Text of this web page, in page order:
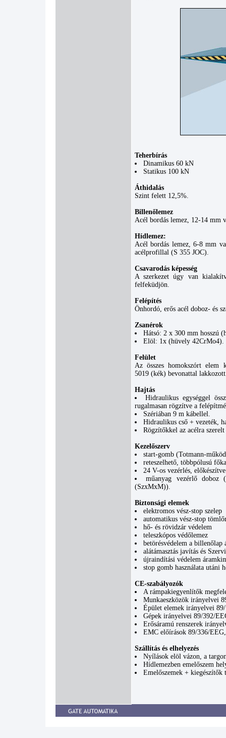
Teherbírás
Dinamikus 60 kN
Statikus 100 kN
Áthidalás
Szint felett 12,5%.
Billenőlemez
Acél bordás lemez, 12-14 mm
Hídlemez:
Acél bordás lemez, 6-8 mm
acélprofillal (S 355 JOC).
Csavarodás képesség
A szerkezet úgy van
felfeküdjön.
Felépítés
Önhordó, erős acél doboz- és
Zsanérok
Hátsó: 2 x 300 mm hosszú
Elöl: 1x (hüvely 42CrMo4).
Felület
Az összes homokszórt elem
5019 (kék) bevonattal
Hajtás
Hidraulikus egységgel
rugalmasan rögzítve a
Szériában 9 m kábellel.
Hidraulikus cső + vezeték,
Rögzítőkkel az acélra szerelt
Kezelőszerv
start-gomb (Totmann-
reteszelhető, többpólusú
24 V-os vezérlés,
műanyag vezérlő
(SzxMxM)).
Biztonsági elemek
elektromos vész-stop szelep
automatikus vész-stop
hő- és rövidzár védelem
teleszkópos védőlemez
betörésvédelem a billenőlap
alátámasztás javítás és
újraindítási védelem
stop gomb használata utáni
CE-szabályozók
A rámpakiegyenlítők
Munkaeszközök irányelvei
Épület elemek irányelvei
Gépek irányelvei 89/392/
Erősáramú renszerek
EMC előírások 89/336/
Szállítás és elhelyezés
Nyílások elöl vázon, a
Hídlemezben emelőszem
Emelőszemek + kiegészítők